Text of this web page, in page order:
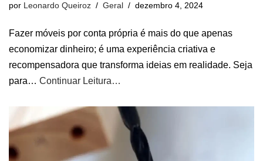
por Leonardo Queiroz Geral dezembro 4, 2024
Fazer móveis por conta própria é mais do que apenas
economizar dinheiro; é uma experiência criativa e
recompensadora que transforma ideias em realidade. Seja
para… Continuar Leitura…